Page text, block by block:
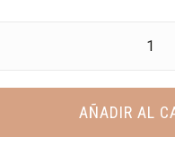
AÑADIR AL